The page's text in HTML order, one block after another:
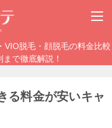
VIO脱毛・顔脱毛の料金比較
で徹底解説！
る料金が安いキャ